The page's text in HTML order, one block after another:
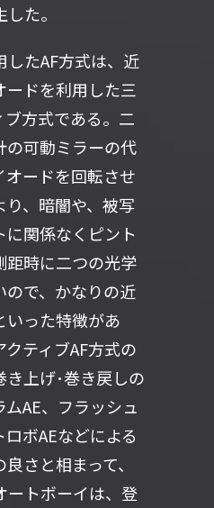
た。
したAF方式は、近
ードを利用した三
方式である。二
の可動ミラーの代
ードを回転させ
、暗闇や、被写
関係なくピント
距時に二つの光学
で、かなりの近
いった特徴があ
ティブAF方式の
上げ･巻き戻しの
AE、フラッシュ
ボAEなどによる
さと相まって、
ートボーイは、登